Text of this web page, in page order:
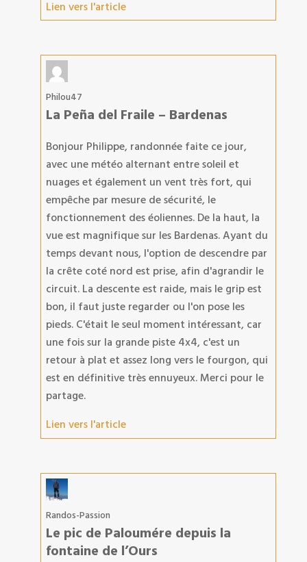
Lien vers l'article
Philou47
La Peña del Fraile – Bardenas
Bonjour Philippe, randonnée faite ce jour,
avec une météo alternant entre soleil et
nuages et également un vent très fort, qui
empêche par mesure de sécurité, le
fonctionnement des éoliennes. De la haut, la
vue est magnifique sur les Bardenas. Ayant du
temps devant nous, l'option de descendre par
la crête coté nord est prise, afin d'agrandir le
circuit. La descente est raide, mais le grip est
bon, il faut juste regarder ou l'on pose les
pieds. C'était le seul moment intéressant, car
une fois sur la grande piste 4x4, c'est un
retour à plat et assez long vers le fourgon, qui
est en définitive très ennuyeux. Merci pour le
partage.
Lien vers l'article
Randos-Passion
Le pic de Paloumére depuis la
fontaine de l’Ours